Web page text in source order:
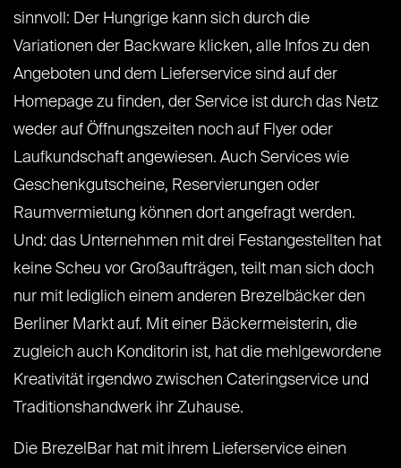
sinnvoll: Der Hungrige kann sich durch die
Variationen der Backware klicken, alle Infos zu den
Angeboten und dem Lieferservice sind auf der
Homepage zu finden, der Service ist durch das Netz
weder auf Öffnungszeiten noch auf Flyer oder
Laufkundschaft angewiesen. Auch Services wie
Geschenkgutscheine, Reservierungen oder
Raumvermietung können dort angefragt werden.
Und: das Unternehmen mit drei Festangestellten hat
keine Scheu vor Großaufträgen, teilt man sich doch
nur mit lediglich einem anderen Brezelbäcker den
Berliner Markt auf. Mit einer Bäckermeisterin, die
zugleich auch Konditorin ist, hat die mehlgewordene
Kreativität irgendwo zwischen Cateringservice und
Traditionshandwerk ihr Zuhause.
Die BrezelBar hat mit ihrem Lieferservice einen